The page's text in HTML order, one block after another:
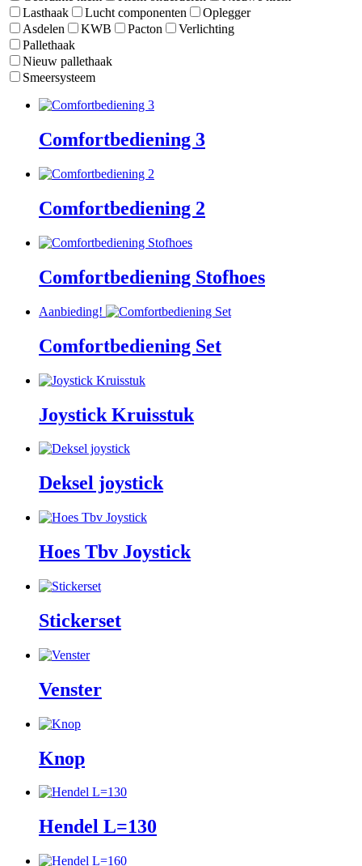
Lasthaak
Lucht componenten
Oplegger
Asdelen
KWB Pacton
Verlichting
Pallethaak
Nieuw pallethaak
Smeersysteem
Comfortbediening 3
Comfortbediening 2
Comfortbediening Stofhoes
Aanbieding!
Comfortbediening Set
Joystick Kruisstuk
Deksel joystick
Hoes Tbv Joystick
Stickerset
Venster
Knop
Hendel L=130